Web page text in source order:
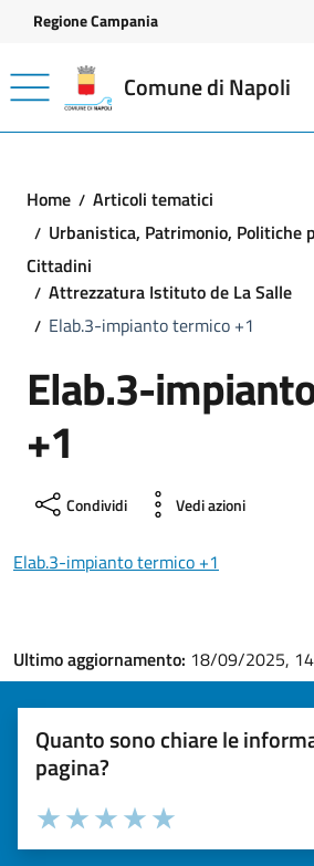
Vai ai contenuti
Vai al footer
Regione Campania
Comune di Napoli
Home
Articoli tematici
Urbanistica, Patrimonio, Politiche
Cittadini
Attrezzatura Istituto de La Salle
Elab.3-impianto termico +1
Elab.3-
+1
Condividi Vedi azioni
Elab.3-impianto termico +1
Ultimo aggiornamento: 18/09/2025,
Quanto sono chiare le
pagina?
Valuta la chiarezza delle informazioni (da 1
Seleziona il numero di stelle per
Valuta 5 stelle su 5
Valuta 4 stelle su 5
Valuta 3 stelle su 5
Valuta 2 stelle su 5
Valuta 1 stelle su 5